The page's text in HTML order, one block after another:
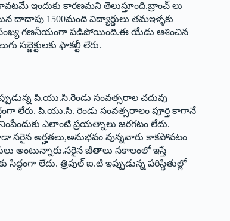
ఇందుకు కారణమని తెలుస్తూంది.బ్రాంచ్‌ ‌లు
దాదాపు 1500మంది విద్యార్థులు తమఇళ్ళకు
గణనీయంగా పడిపోయింది.ఈ యేడు ఆశించిన
ఫాకల్టీ లేరు.
పి.యు.సి.రెండు సంవత్సరాల చదువు
లేరు. పి.యు.సి. రెండు సంవత్సరాలం పూర్తి కాగానే
ఎలాంటి ప్రయత్నాలు జరగటం లేదు.
సరైన అర్హతలు,అనుభవం వున్నవారు కాకపోవటం
అంటున్నారు.సరైన జీతాలు సకాలంలో ఇస్తే
లేదు. త్రిపుల్‌ ఐ.‌టి ఇప్పుడున్న పరిస్థితుల్లో